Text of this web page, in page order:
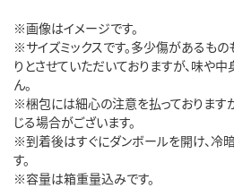
※画像はイメージです。
※サイズミックスです。多少傷があるもの
りとさせていただいておりますが、味や
ん。
※梱包には細心の注意を払っております
じる場合がございます。
※到着後はすぐにダンボールを開け、冷
す。
※容量は箱重量込みです。